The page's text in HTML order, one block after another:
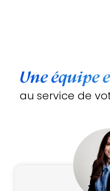
Une équipe
au service de